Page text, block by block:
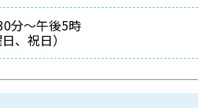
分～午後5時
、祝日）